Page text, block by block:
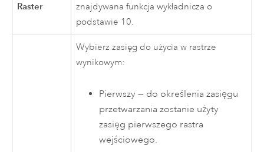
Raster
znajdywana funkcja wykładnicza o
podstawie 10.
Wybierz zasięg do użycia w rastrze
wynikowym:
Pierwszy — do określenia zasięgu
przetwarzania zostanie użyty
zasięg pierwszego rastra
wejściowego.